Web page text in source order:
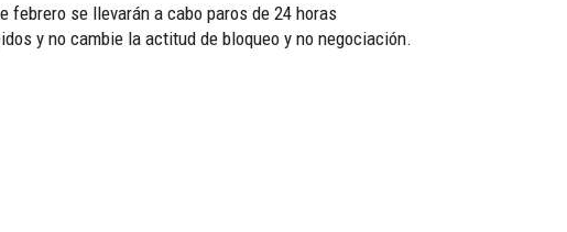
se llevarán a cabo paros de 24 horas
y no cambie la actitud de bloqueo y no negociación.